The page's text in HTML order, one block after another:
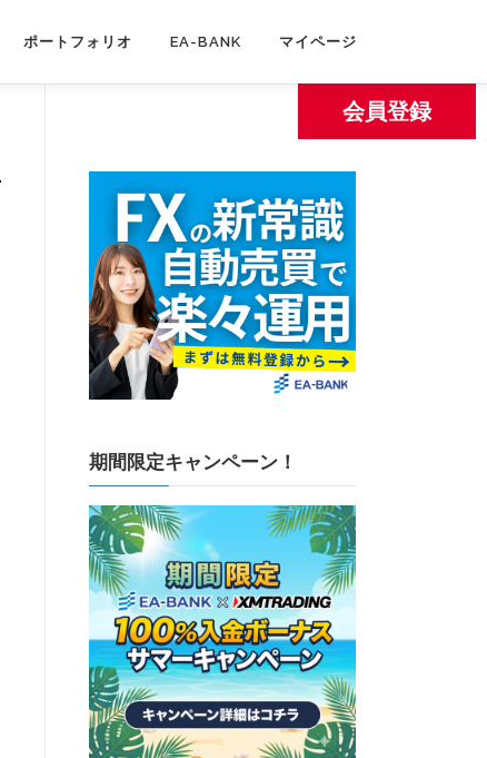
ポートフォリオ EA-BANK マイページ
会員登録
期間限定キャンペーン！